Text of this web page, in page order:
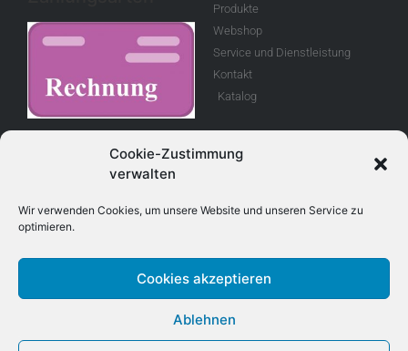
Cookie-Zustimmung
verwalten
Wir verwenden Cookies, um unsere Website und unseren Service zu
optimieren.
Cookies akzeptieren
Ablehnen
Geschäftsbedingungen
Retouren
Produkte
Webshop
Service und Dienstleistung
Kontakt
Katalog
Adresse
Treboux Fahrzeug - Technik AG
Kontakt